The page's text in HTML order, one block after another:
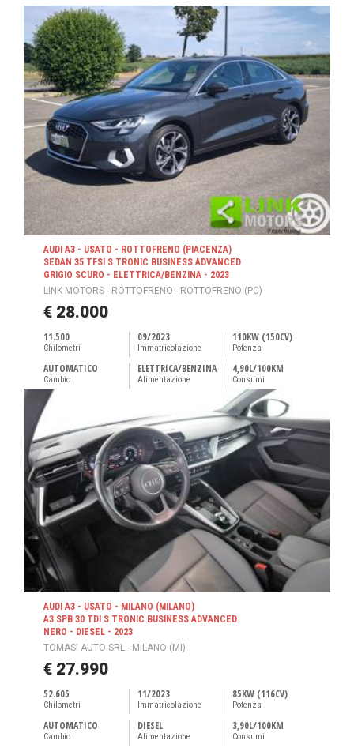
AUDI A3 - USATO - ROTTOFRENO (PIACENZA)
SEDAN 35 TFSI S TRONIC BUSINESS ADVANCED
GRIGIO SCURO - ELETTRICA/BENZINA - 2023
LINK MOTORS - ROTTOFRENO - ROTTOFRENO (PC)
€ 28.000
11.500
Chilometri
09/2023
Immatricolazione
110KW (150CV)
Potenza
AUTOMATICO
Cambio
ELETTRICA/BENZINA
Alimentazione
4,90L/100KM
Consumi
AUDI A3 - USATO - MILANO (MILANO)
A3 SPB 30 TDI S TRONIC BUSINESS ADVANCED
NERO - DIESEL - 2023
TOMASI AUTO SRL - MILANO (MI)
€ 27.990
52.605
Chilometri
11/2023
Immatricolazione
85KW (116CV)
Potenza
AUTOMATICO
Cambio
DIESEL
Alimentazione
3,90L/100KM
Consumi